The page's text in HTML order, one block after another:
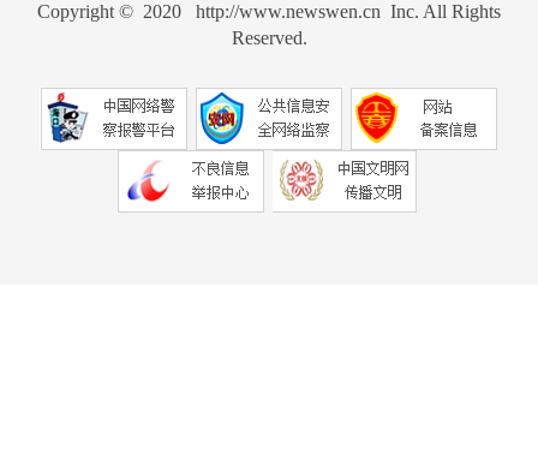
Copyright © 2020 http://www.newswen.cn Inc. All Rights
Reserved.